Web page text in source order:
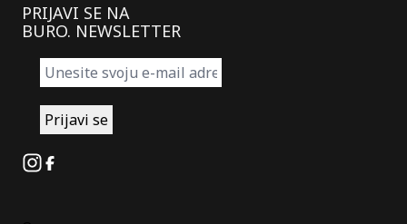
PRIJAVI SE NA
BURO. NEWSLETTER
Instagram
Facebook